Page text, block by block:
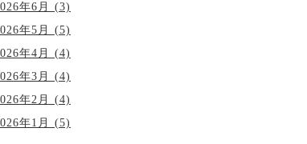
年6月 (3)
年5月 (5)
年4月 (4)
年3月 (4)
年2月 (4)
年1月 (5)